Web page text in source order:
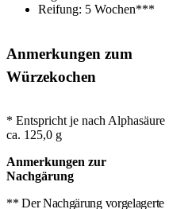
Reifung: 5 Wochen***
Anmerkungen zum
Würzekochen
* Entspricht je nach Alphasäure
ca. 125,0 g
Anmerkungen zur
Nachgärung
** Der Nachgärung vorgelagerte